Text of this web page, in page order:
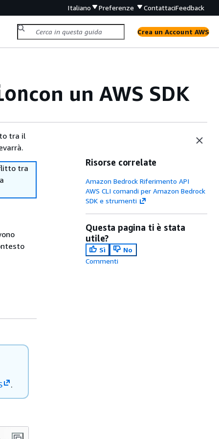
Italiano Preferenze ContattaciFeedback
Crea un Account AWS
con un AWS SDK
tra il
tra
.
Risorse correlate
Amazon Bedrock Riferimento API
AWS CLI comandi per Amazon Bedrock
SDK e strumenti
Questa pagina ti è stata
utile?
Sì
No
Commenti